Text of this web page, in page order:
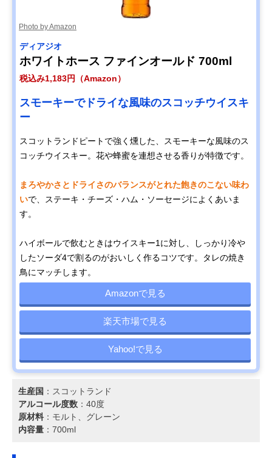
Photo by Amazon
ディアジオ
ホワイトホース ファインオールド 700ml
税込み1,183円（Amazon）
スモーキーでドライな風味のスコッチウイスキ
ー
スコットランドピートで強く燻した、スモーキーな風味のス
コッチウイスキー。花や蜂蜜を連想させる香りが特徴です。
まろやかさとドライさのバランスがとれた飽きのこない味わ
いで、ステーキ・チーズ・ハム・ソーセージによくあいま
す。
ハイボールで飲むときはウイスキー1に対し、しっかり冷や
したソーダ4で割るのがおいしく作るコツです。タレの焼き
鳥にマッチします。
Amazonで見る
楽天市場で見る
Yahoo!で見る
生産国 ：スコットランド
アルコール度数 ：40度
原材料 ：モルト、グレーン
内容量 ：700ml